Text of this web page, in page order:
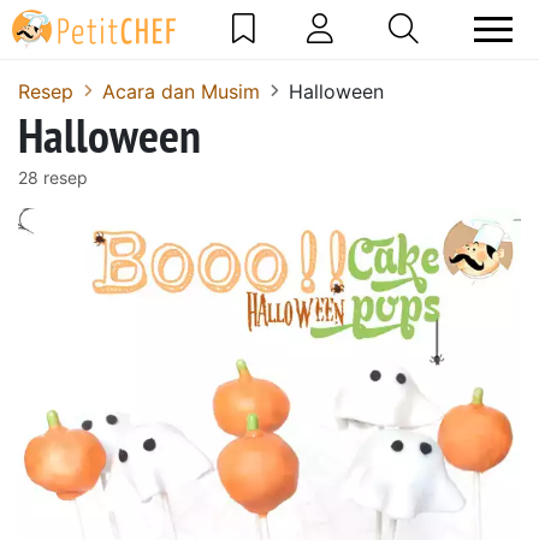
Resep Acara dan Musim Halloween
Halloween
28 resep